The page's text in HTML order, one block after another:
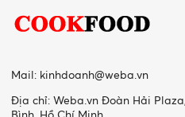
Mail: kinhdoanh@weba.vn
Địa chỉ: Weba.vn Đoàn Hải
Bình, Hồ Chí Minh